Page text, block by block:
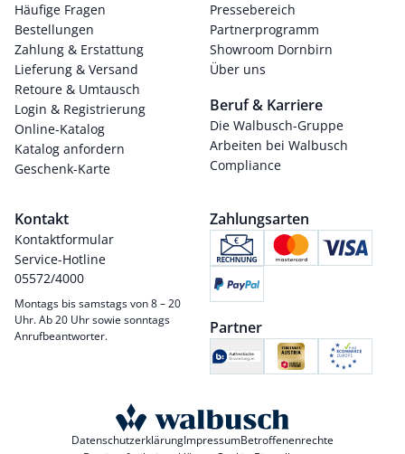
Häufige Fragen
Bestellungen
Zahlung & Erstattung
Lieferung & Versand
Retoure & Umtausch
Login & Registrierung
Online-Katalog
Katalog anfordern
Geschenk-Karte
Pressebereich
Partnerprogramm
Showroom Dornbirn
Über uns
Beruf & Karriere
Die Walbusch-Gruppe
Arbeiten bei Walbusch
Compliance
Kontakt
Kontaktformular
Service-Hotline
05572/4000
Montags bis samstags von 8 – 20
Uhr. Ab 20 Uhr sowie sonntags
Anrufbeantworter.
Zahlungsarten
Partner
DatenschutzerklärungImpressumBetroffenenrechte